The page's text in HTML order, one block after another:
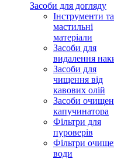
Засоби для догляду
Інструменти та
мастильні
матеріали
Засоби для
видалення
Засоби для
чищення від
кавових олій
Засоби
капучинатора
Фільтри для
пуроверів
Фільтри
води